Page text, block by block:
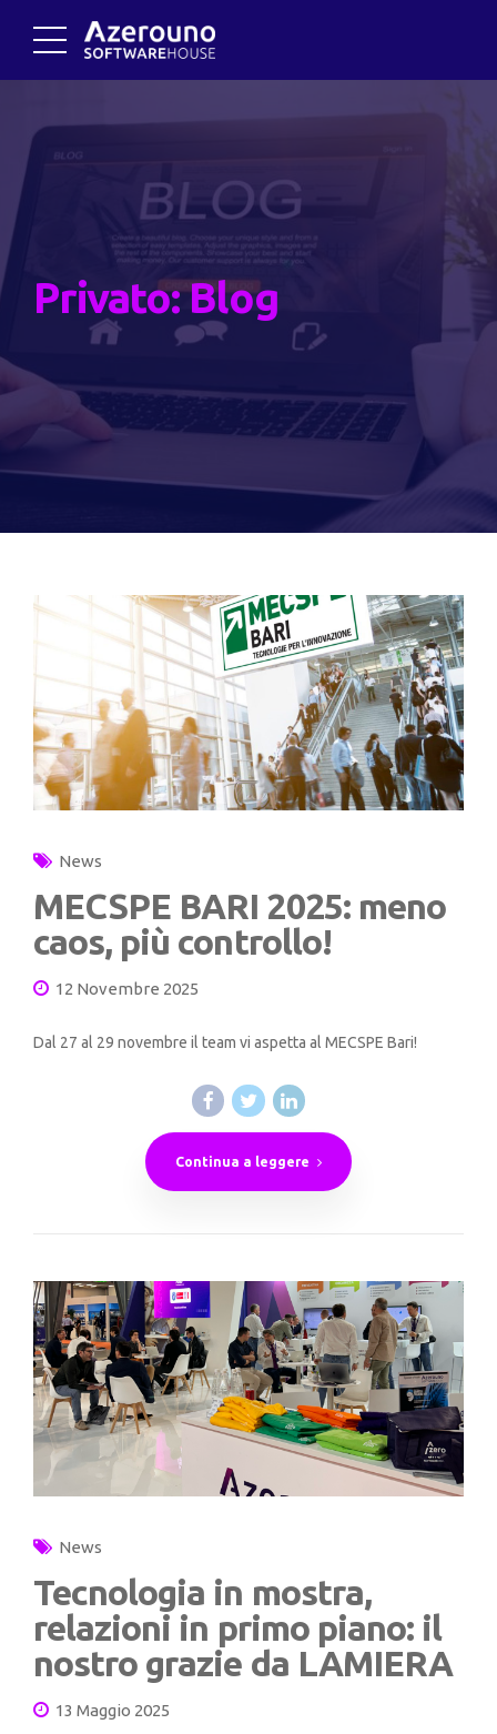
Privato: Blog
News
MECSPE BARI 2025: meno
caos, più controllo!
12 Novembre 2025
Dal 27 al 29 novembre il team vi aspetta al MECSPE Bari!
Continua a leggere
News
Tecnologia in mostra,
relazioni in primo piano: il
nostro grazie da LAMIERA
13 Maggio 2025